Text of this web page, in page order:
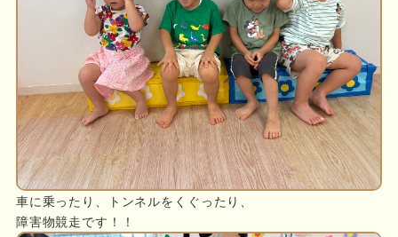
車に乗ったり、トンネルをくぐったり、
障害物競走です！！